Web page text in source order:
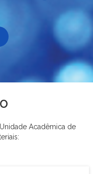
Acadêmica de